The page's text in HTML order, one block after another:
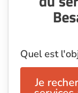
Quel est
Je